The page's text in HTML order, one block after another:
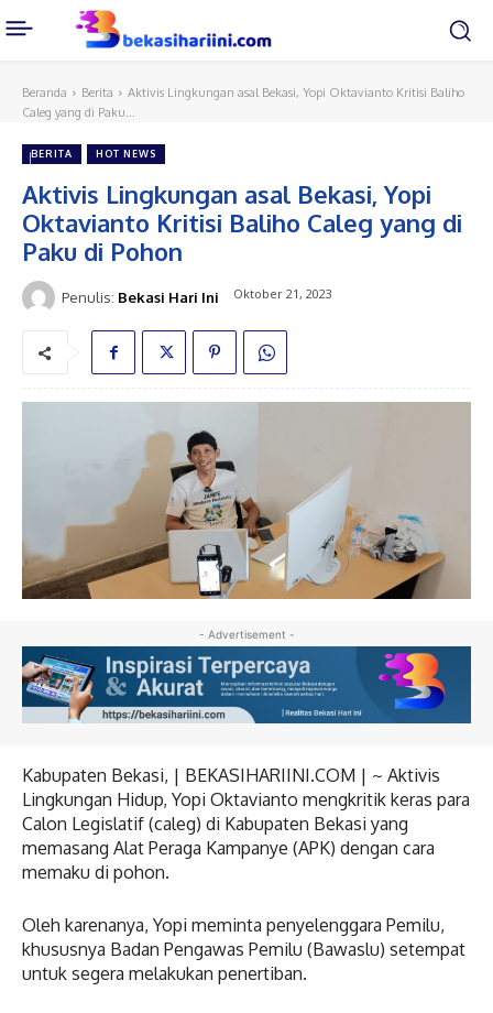
Beranda Berita
Aktivis Lingkungan asal Bekasi, Yopi Oktavianto Kritisi Baliho
Caleg yang di Paku...
BERITA HOT NEWS
Aktivis Lingkungan asal Bekasi, Yopi
Oktavianto Kritisi Baliho Caleg yang di
Paku di Pohon
Penulis: Bekasi Hari Ini Oktober 21, 2023
- Advertisement -
Kabupaten Bekasi, | BEKASIHARIINI.COM | ~ Aktivis
Lingkungan Hidup, Yopi Oktavianto mengkritik keras para
Calon Legislatif (caleg) di Kabupaten Bekasi yang
memasang Alat Peraga Kampanye (APK) dengan cara
memaku di pohon.
Oleh karenanya, Yopi meminta penyelenggara Pemilu,
khususnya Badan Pengawas Pemilu (Bawaslu) setempat
untuk segera melakukan penertiban.